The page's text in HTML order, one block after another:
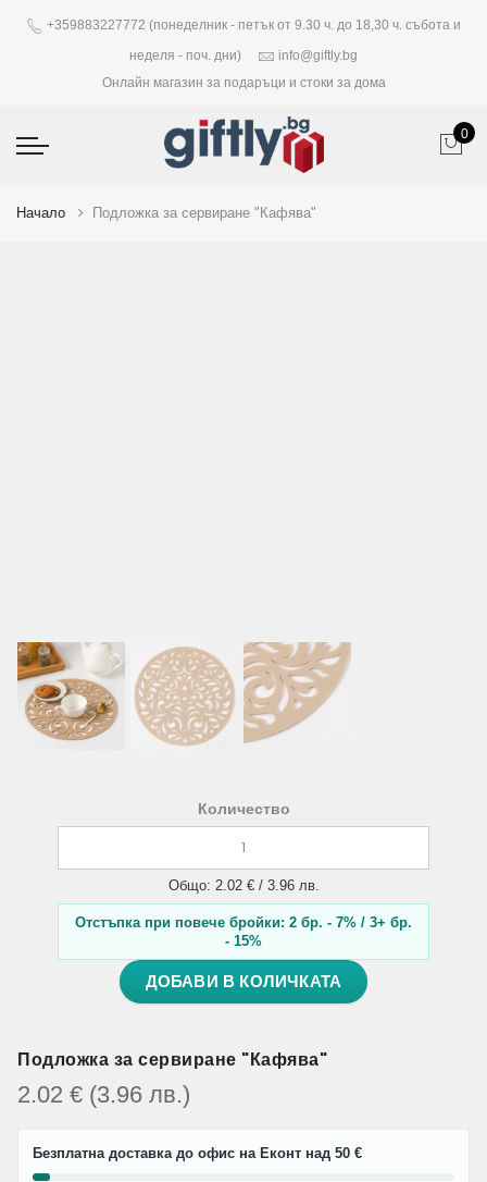
+359883227772 (понеделник - петък от 9.30 ч. до 18,30 ч. събота и
неделя - поч. дни)
info@giftly.bg
Онлайн магазин за подаръци и стоки за дома
0
Начало Подложка за сервиране "Кафява"
Количество
Общо: 2.02 € / 3.96 лв.
Отстъпка при повече бройки: 2 бр. - 7% / 3+ бр.
- 15%
ДОБАВИ В КОЛИЧКАТА
Подложка за сервиране "Кафява"
2.02 € (3.96 лв.)
Безплатна доставка до офис на Еконт над 50 €